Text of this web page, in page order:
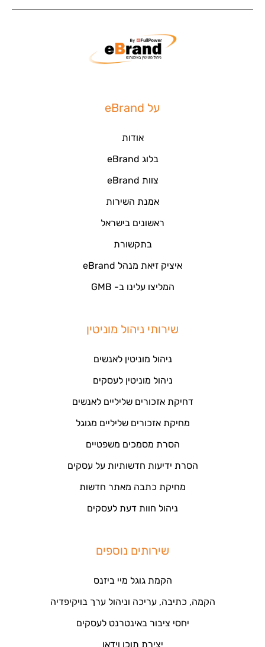
על eBrand
אודות
בלוג eBrand
צוות eBrand
אמנת השירות
ראשונים בישראל
בתקשורת
איציק זיאת מנהל eBrand
המליצו עלינו ב- GMB
שירותי ניהול מוניטין
ניהול מוניטין לאנשים
ניהול מוניטין לעסקים
דחיקת אזכורים שליליים לאנשים
מחיקת אזכורים שליליים מגוגל
הסרת מסמכים משפטיים
הסרת ידיעות חדשותיות על עסקים
מחיקת כתבה מאתר חדשות
ניהול חוות דעת לעסקים
שירותים נוספים
הקמת גוגל מיי ביזנס
הקמה, כתיבה, עריכה וניהול ערך בויקיפדיה
יחסי ציבור באינטרנט לעסקים
יצירת תוכן וידאו